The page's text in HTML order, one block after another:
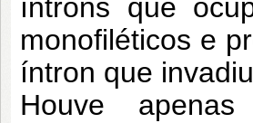
íntrons que
monofiléticos e
íntron que
Houve